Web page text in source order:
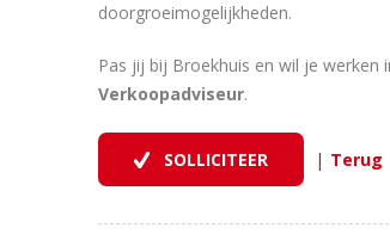
doorgroeimogelijkheden.
Pas jij bij Broekhuis en wil je werken
Verkoopadviseur.
|